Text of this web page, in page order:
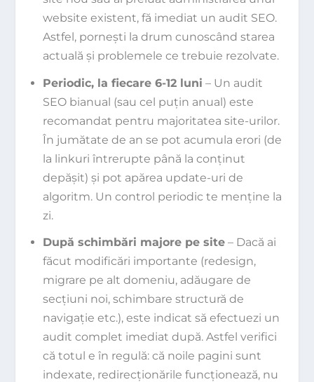
website existent, fă imediat un audit SEO.
Astfel, pornești la drum cunoscând starea
actuală și problemele ce trebuie rezolvate.
Periodic, la fiecare 6-12 luni – Un audit
SEO bianual (sau cel puțin anual) este
recomandat pentru majoritatea site-urilor.
În jumătate de an se pot acumula erori (de
la linkuri întrerupte până la conținut
depășit) și pot apărea update-uri de
algoritm. Un control periodic te menține la
zi.
După schimbări majore pe site– Dacă ai
făcut modificări importante (redesign,
migrare pe alt domeniu, adăugare de
secțiuni noi, schimbare structură de
navigație etc.), este indicat să efectuezi un
audit complet imediat după. Astfel verifici
că totul e în regulă: că noile pagini sunt
indexate, redirecționările funcționează, nu